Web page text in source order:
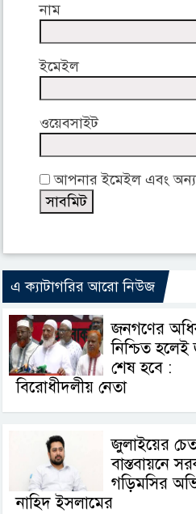
নাম
ইমেইল
ওয়েবসাইট
আপনার ইমেইল এবং
এ ক্যাটাগরির আরো নিউজ
জনগণের
নিশ্চিত
শেষ হবে :
বিরোধীদলীয় নেতা
জুলাইয়ের
বাস্তবায়নে
গড়িমসির
নাহিদ ইসলামের